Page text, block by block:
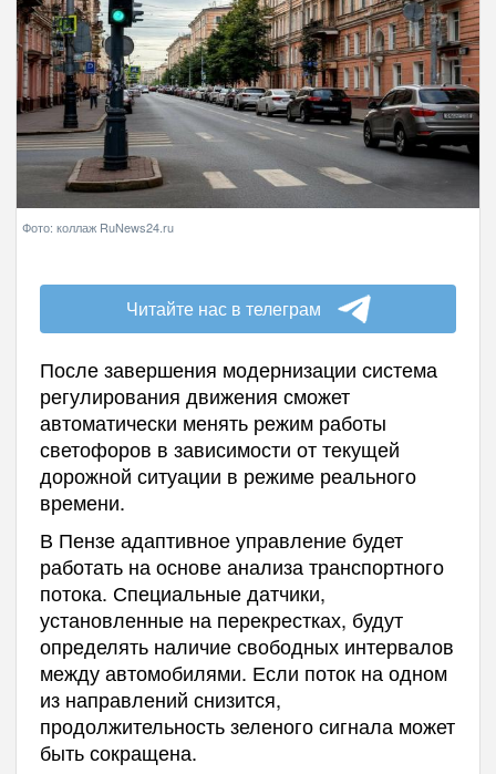
Фото: коллаж RuNews24.ru
Читайте нас в телеграм
После завершения модернизации система
регулирования движения сможет
автоматически менять режим работы
светофоров в зависимости от текущей
дорожной ситуации в режиме реального
времени.
В Пензе адаптивное управление будет
работать на основе анализа транспортного
потока. Специальные датчики,
установленные на перекрестках, будут
определять наличие свободных интервалов
между автомобилями. Если поток на одном
из направлений снизится,
продолжительность зеленого сигнала может
быть сокращена.